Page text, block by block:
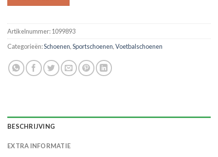
Artikelnummer:1099893
Categorieën:Schoenen,Sportschoenen,Voetbalschoenen
BESCHRIJVING
EXTRA INFORMATIE